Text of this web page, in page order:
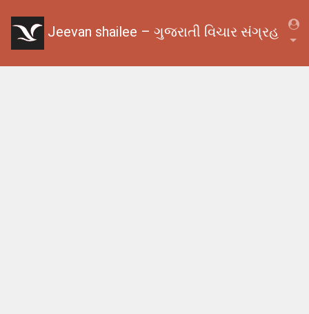
Jeevan shailee – ગુજરાતી વિચાર સંગ્રહ